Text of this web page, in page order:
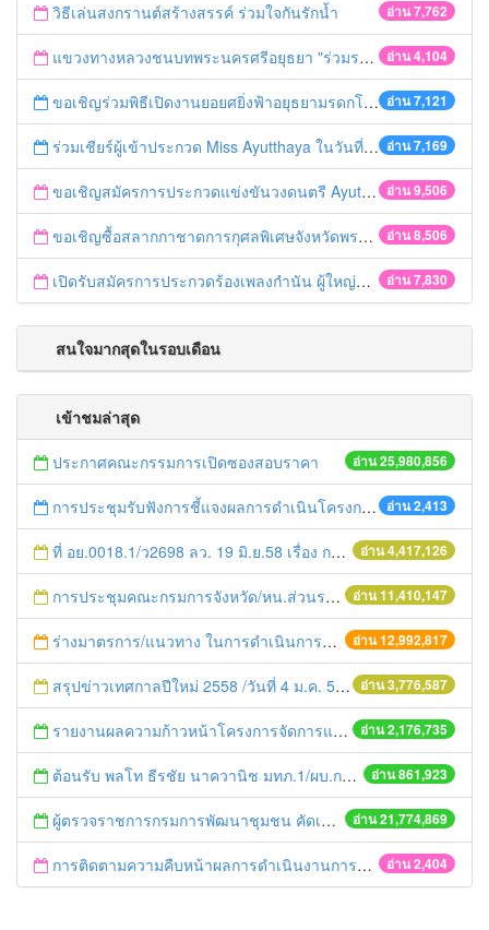
อ่าน 7,762
วิธีเล่นสงกรานต์สร้างสรรค์ ร่วมใจกันรักน้ำ
อ่าน 4,104
แขวงทางหลวงชนบทพระนครศรีอยุธยา "ร่วมรณรงค์ ขับช้า เปิดไฟหน้า คาดเข็มขัด" เทศกาลสงกรานต์ ปี 2561
อ่าน 7,121
ขอเชิญร่วมพิธีเปิดงานยอยศยิ่งฟ้าอยุธยามรดกโลก
อ่าน 7,169
ร่วมเชียร์ผู้เข้าประกวด Miss Ayutthaya ในวันที่ 15 ธันวาคม 2560
อ่าน 9,506
ขอเชิญสมัครการประกวดแข่งขันวงดนตรี Ayutthaya battle of the bands
อ่าน 8,506
ขอเชิญซื้อสลากกาชาดการกุศลพิเศษจังหวัดพระนครศรีอยุธยา 2560
อ่าน 7,830
เปิดรับสมัครการประกวดร้องเพลงกำนัน ผู้ใหญ่บ้าน ฯลฯ
สนใจมากสุดในรอบเดือน
เข้าชมล่าสุด
อ่าน 25,980,856
ประกาศคณะกรรมการเปิดซองสอบราคา
อ่าน 2,413
การประชุมรับฟังการชี้แจงผลการดำเนินโครงการ/กิจกรรมตามประเด็นการตรวจราชการ
อ่าน 4,417,126
ที่ อย.0018.1/ว2698 ลว. 19 มิ.ย.58 เรื่อง การแก้ไขปัญหาหนี้สินให้แก่เกษตรกร
อ่าน 11,410,147
การประชุมคณะกรมการจังหวัด/หน.ส่วนราชการประจำเดือน มิถุนายน 2558
อ่าน 12,992,817
ร่างมาตรการ/แนวทาง ในการดำเนินการประกอบการตรวจราชการแบบบูรณาการ
อ่าน 3,776,587
สรุปข่าวเทศกาลปีใหม่ 2558 /วันที่ 4 ม.ค. 58
อ่าน 2,176,735
รายงานผลความก้าวหน้าโครงการจัดการแก้ไขปัญหาขยะ สัปดาห์ที่ 9/2558
อ่าน 861,923
ต้อนรับ พลโท ธีรชัย นาควานิช มทภ.1/ผบ.กกล.รส.ทภ.1 และคณะ ในการตรวจเยี่ยมศูนย์ดำรงธรรมจังหวัดพระนครศรีอยุธยา
อ่าน 21,774,869
ผู้ตรวจราชการกรมการพัฒนาชุมชน คัดเลือกข้าราชการและลูกจ้างดีเด่น และหน่วยงานพัฒนาชุมชนใสสะอาด ประจำปี ๒๕๕๔
อ่าน 2,404
การติดตามความคืบหน้าผลการดำเนินงานการติดตามการประชุมร่วมภาครัฐและเอกชน เพื่อแก้ไขปัญหาทางเศรษฐกิจในส่วนภูมิภาค